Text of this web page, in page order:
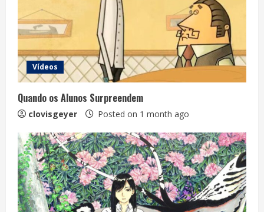
Vídeos
Quando os Alunos Surpreendem
clovisgeyer Posted on 1 month ago